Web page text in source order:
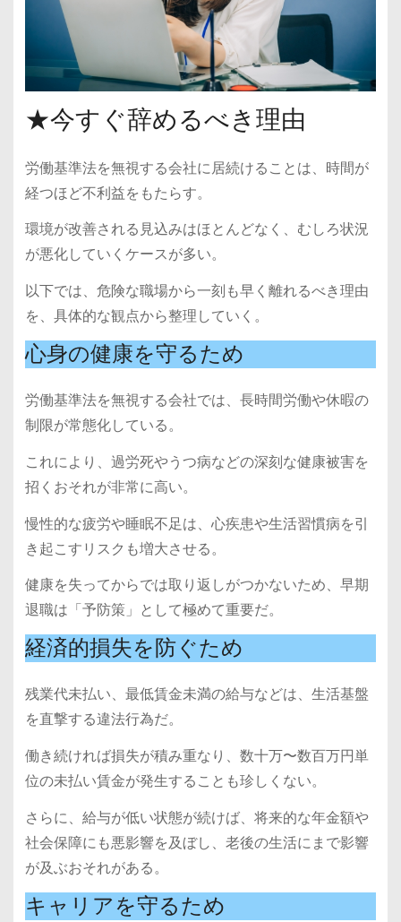
★今すぐ辞めるべき理由
労働基準法を無視する会社に居続けることは、時間が
経つほど不利益をもたらす。
環境が改善される見込みはほとんどなく、むしろ状況
が悪化していくケースが多い。
以下では、危険な職場から一刻も早く離れるべき理由
を、具体的な観点から整理していく。
心身の健康を守るため
労働基準法を無視する会社では、長時間労働や休暇の
制限が常態化している。
これにより、過労死やうつ病などの深刻な健康被害を
招くおそれが非常に高い。
慢性的な疲労や睡眠不足は、心疾患や生活習慣病を引
き起こすリスクも増大させる。
健康を失ってからでは取り返しがつかないため、早期
退職は「予防策」として極めて重要だ。
経済的損失を防ぐため
残業代未払い、最低賃金未満の給与などは、生活基盤
を直撃する違法行為だ。
働き続ければ損失が積み重なり、数十万〜数百万円単
位の未払い賃金が発生することも珍しくない。
さらに、給与が低い状態が続けば、将来的な年金額や
社会保障にも悪影響を及ぼし、老後の生活にまで影響
が及ぶおそれがある。
キャリアを守るため